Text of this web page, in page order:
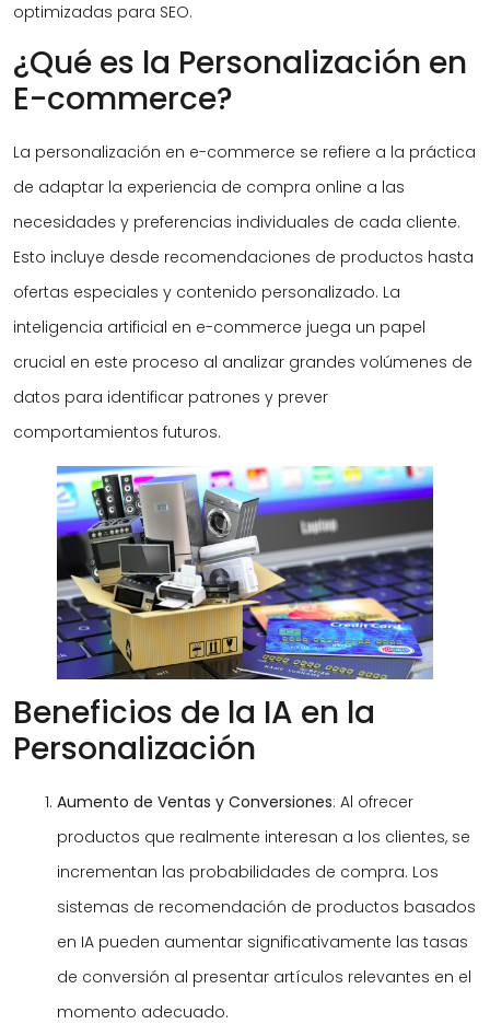
optimizadas para SEO.
¿Qué es la Personalización en
E-commerce?
La personalización en e-commerce se refiere a la práctica
de adaptar la experiencia de compra online a las
necesidades y preferencias individuales de cada cliente.
Esto incluye desde recomendaciones de productos hasta
ofertas especiales y contenido personalizado. La
inteligencia artificial en e-commerce juega un papel
crucial en este proceso al analizar grandes volúmenes de
datos para identificar patrones y prever
comportamientos futuros.
Beneficios de la IA en la
Personalización
Aumento de Ventas y Conversiones: Al ofrecer
productos que realmente interesan a los clientes, se
incrementan las probabilidades de compra. Los
sistemas de recomendación de productos basados
en IA pueden aumentar significativamente las tasas
de conversión al presentar artículos relevantes en el
momento adecuado.